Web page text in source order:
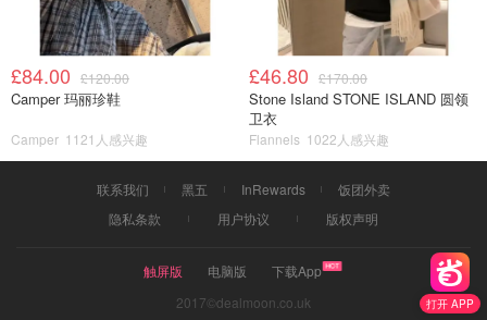
打开 APP
£84.00 £120.00
Camper 玛丽珍鞋
Camper 1121人感兴趣
£46.80 £170.00
Stone Island STONE ISLAND 圆领
卫衣
Flannels 1022人感兴趣
联系我们 黑五 InRewards
饭团外卖
隐私条款
用户协议 版权声明
触屏版 电脑版
下载App
2017©dealmoon.co.uk